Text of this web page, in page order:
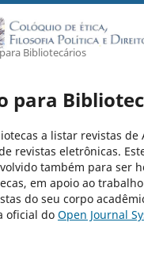
Bibliotecários
para
a listar revistas de
revistas eletrônicas.
também para ser
em apoio ao
do seu corpo
oficial do Open Journal